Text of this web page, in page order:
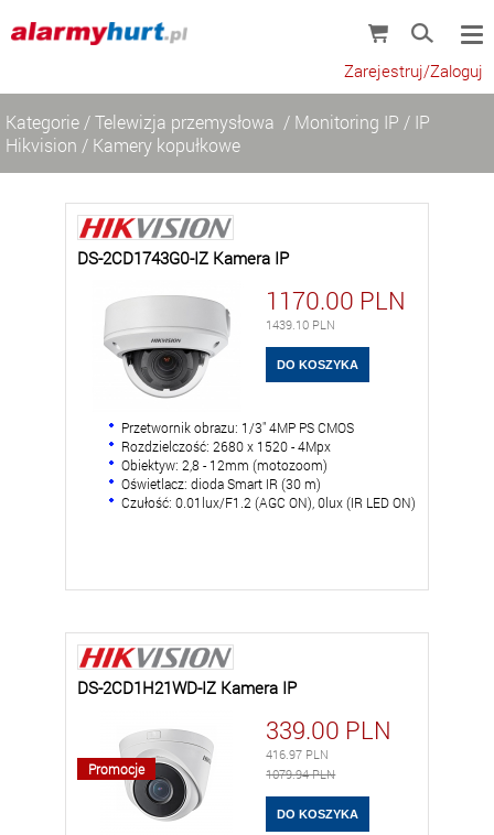
Zarejestruj/Zaloguj
Kategorie /Telewizja przemysłowa / Monitoring IP / IP
Hikvision / Kamery kopułkowe
DS-2CD1743G0-IZ Kamera IP
1170.00 PLN
1439.10 PLN
Przetwornik obrazu: 1/3" 4MP PS CMOS
Rozdzielczość: 2680 x 1520 - 4Mpx
Obiektyw: 2,8 - 12mm (motozoom)
Oświetlacz: dioda Smart IR (30 m)
Czułość: 0.01lux/F1.2 (AGC ON), 0lux (IR LED ON)
DS-2CD1H21WD-IZ Kamera IP
Promocje
339.00 PLN
416.97 PLN
1079.94 PLN